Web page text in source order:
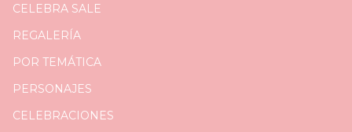
CELEBRA SALE
REGALERÍA
POR TEMÁTICA
PERSONAJES
CELEBRACIONES